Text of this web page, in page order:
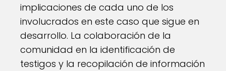
implicaciones de cada uno de los
involucrados en este caso que sigue en
desarrollo. La colaboración de la
comunidad en la identificación de
testigos y la recopilación de información